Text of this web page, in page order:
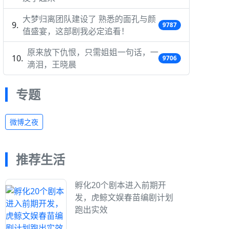
大梦归离团队建设了 熟悉的面孔与颜
值盛宴，这部剧我必定追看！
9787
原来放下仇恨，只需姐姐一句话，一
滴泪，王晓晨
9706
专题
微博之夜
推荐生活
孵化20个剧本进入前期开
发，虎鲸文娱春苗编剧计划
跑出实效